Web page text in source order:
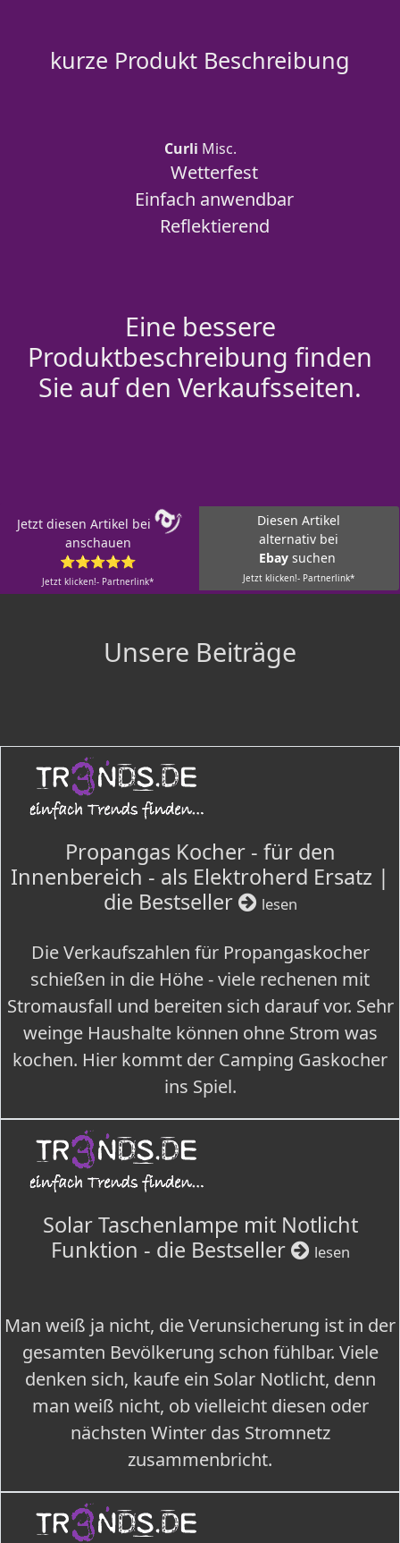
kurze Produkt Beschreibung
Curli Misc.
Wetterfest
Einfach anwendbar
Reflektierend
Eine bessere
Produktbeschreibung finden
Sie auf den Verkaufsseiten.
Jetzt diesen Artikel bei
anschauen
⭐⭐⭐⭐⭐
Jetzt klicken!- Partnerlink*
Diesen Artikel
alternativ bei
Ebay suchen
Jetzt klicken!- Partnerlink*
Unsere Beiträge
Propangas Kocher - für den
Innenbereich - als Elektroherd Ersatz |
die Bestseller
lesen
Die Verkaufszahlen für Propangaskocher
schießen in die Höhe - viele rechenen mit
Stromausfall und bereiten sich darauf vor. Sehr
weinge Haushalte können ohne Strom was
kochen. Hier kommt der Camping Gaskocher
ins Spiel.
Solar Taschenlampe mit Notlicht
Funktion - die Bestseller
lesen
Man weiß ja nicht, die Verunsicherung ist in der
gesamten Bevölkerung schon fühlbar. Viele
denken sich, kaufe ein Solar Notlicht, denn
man weiß nicht, ob vielleicht diesen oder
nächsten Winter das Stromnetz
zusammenbricht.